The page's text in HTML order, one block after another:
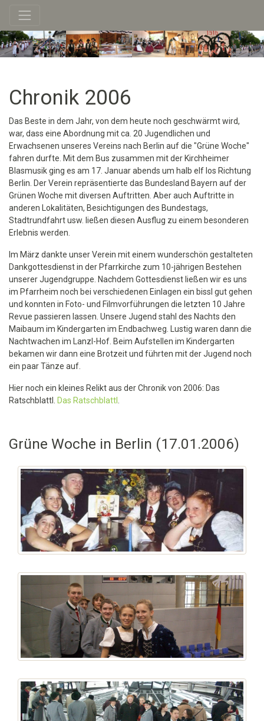
Chronik 2006
Das Beste in dem Jahr, von dem heute noch geschwärmt wird,
war, dass eine Abordnung mit ca. 20 Jugendlichen und
Erwachsenen unseres Vereins nach Berlin auf die "Grüne Woche"
fahren durfte. Mit dem Bus zusammen mit der Kirchheimer
Blasmusik ging es am 17. Januar abends um halb elf los Richtung
Berlin. Der Verein repräsentierte das Bundesland Bayern auf der
Grünen Woche mit diversen Auftritten. Aber auch Auftritte in
anderen Lokalitäten, Besichtigungen des Bundestags,
Stadtrundfahrt usw. ließen diesen Ausflug zu einem besonderen
Erlebnis werden.
Im März dankte unser Verein mit einem wunderschön gestalteten
Dankgottesdienst in der Pfarrkirche zum 10-jährigen Bestehen
unserer Jugendgruppe. Nachdem Gottesdienst ließen wir es uns
im Pfarrheim noch bei verschiedenen Einlagen ein bissl gut gehen
und konnten in Foto- und Filmvorführungen die letzten 10 Jahre
Revue passieren lassen. Unsere Jugend stahl des Nachts den
Maibaum im Kindergarten im Endbachweg. Lustig waren dann die
Nachtwachen im Lanzl-Hof. Beim Aufstellen im Kindergarten
bekamen wir dann eine Brotzeit und führten mit der Jugend noch
ein paar Tänze auf.
Hier noch ein kleines Relikt aus der Chronik von 2006: Das
Ratschblattl.
Das Ratschblattl
Grüne Woche in Berlin (17.01.2006)